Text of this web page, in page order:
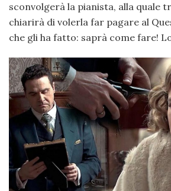
sconvolgerà la pianista, alla quale
chiarirà di volerla far pagare al
che gli ha fatto: saprà come fare!